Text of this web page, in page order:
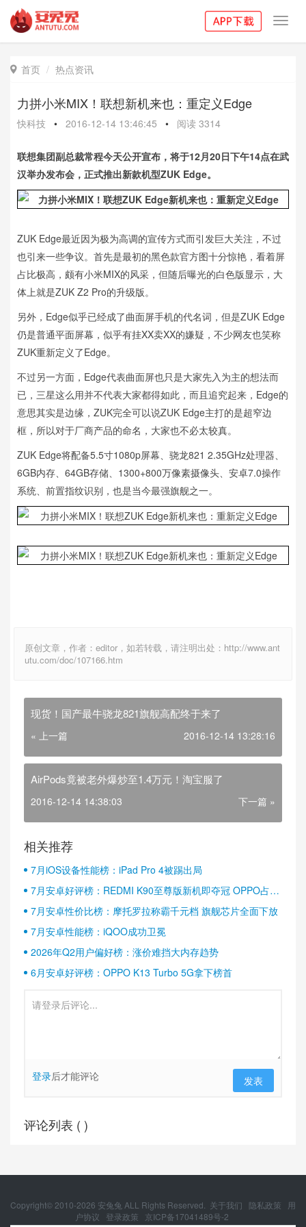
 首页 热点资讯
力拼小米MIX！联想新机来也：重定义Edge
快科技 • 2016-12-14 13:46:45 • 阅读 3314
联想集团副总裁常程今天公开宣布，将于12月20日下午14点在武
汉举办发布会，正式推出新款机型ZUK Edge。
ZUK Edge最近因为极为高调的宣传方式而引发巨大关注，不过
也引来一些争议。首先是最初的黑色款官方图十分惊艳，看着屏
占比极高，颇有小米MIX的风采，但随后曝光的白色版显示，大
体上就是ZUK Z2 Pro的升级版。
另外，Edge似乎已经成了曲面屏手机的代名词，但是ZUK Edge
仍是普通平面屏幕，似乎有挂XX卖XX的嫌疑，不少网友也笑称
ZUK重新定义了Edge。
不过另一方面，Edge代表曲面屏也只是大家先入为主的想法而
已，三星这么用并不代表大家都得如此，而且追究起来，Edge的
意思其实是边缘，ZUK完全可以说ZUK Edge主打的是超窄边
框，所以对于厂商产品的命名，大家也不必太较真。
ZUK Edge将配备5.5寸1080p屏幕、骁龙821 2.35GHz处理器、
6GB内存、64GB存储、1300+800万像素摄像头、安卓7.0操作
系统、前置指纹识别，也是当今最强旗舰之一。
原创文章，作者：editor，如若转载，请注明出处：http://www.ant
utu.com/doc/107166.htm
现货！国产最牛骁龙821旗舰高配终于来了
« 上一篇 2016-12-14 13:28:16
AirPods竟被老外爆炒至1.4万元！淘宝服了
2016-12-14 14:38:03 下一篇 »
相关推荐
7月iOS设备性能榜：iPad Pro 4被踢出局
7月安卓好评榜：REDMI K90至尊版新机即夺冠 OPPO占据
半壁江山
7月安卓性价比榜：摩托罗拉称霸千元档 旗舰芯片全面下放
7月安卓性能榜：iQOO成功卫冕
2026年Q2用户偏好榜：涨价难挡大内存趋势
6月安卓好评榜：OPPO K13 Turbo 5G拿下榜首
登录后才能评论 发表
评论列表 ( )
Copyright© 2010-2026 安兔兔 ALL Rights Reserved. 关于我们 隐私政策
用
户协议
登录政策 京ICP备17041489号-2